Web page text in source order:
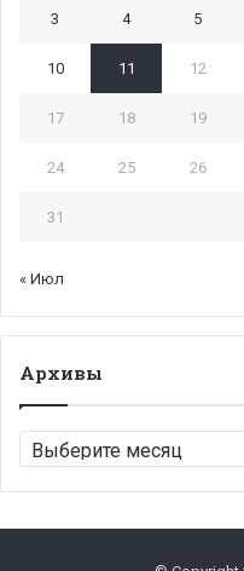
3 4 5
10 11 12
17 18 19
24 25 26
31
« Июл
Архивы
Архивы